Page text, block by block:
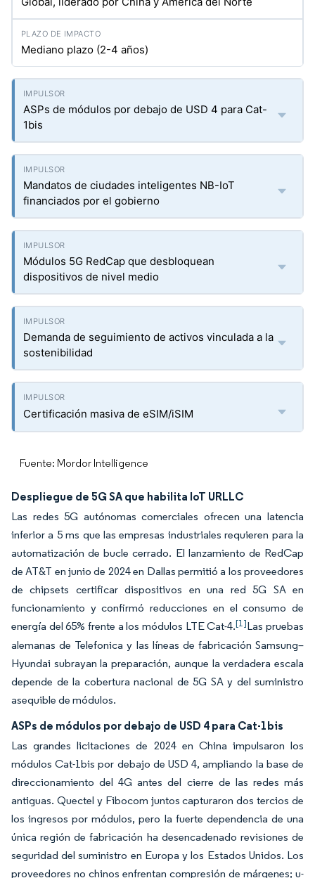
Mediano plazo (2-4 años)
ASPs de módulos por debajo de USD 4 para Cat-
1bis
Mandatos de ciudades inteligentes NB-IoT
financiados por el gobierno
Módulos 5G RedCap que desbloquean
dispositivos de nivel medio
Demanda de seguimiento de activos vinculada a la
sostenibilidad
Certificación masiva de eSIM/iSIM
Fuente: Mordor Intelligence
Despliegue de 5G SA que habilita IoT URLLC
Las redes 5G autónomas comerciales ofrecen una latencia
inferior a 5 ms que las empresas industriales requieren para la
automatización de bucle cerrado. El lanzamiento de RedCap
de AT&T en junio de 2024 en Dallas permitió a los proveedores
de chipsets certificar dispositivos en una red 5G SA en
funcionamiento y confirmó reducciones en el consumo de
energía del 65% frente a los módulos LTE Cat-4.[1]Las pruebas
alemanas de Telefonica y las líneas de fabricación Samsung–
Hyundai subrayan la preparación, aunque la verdadera escala
depende de la cobertura nacional de 5G SA y del suministro
asequible de módulos.
ASPs de módulos por debajo de USD 4 para Cat-1bis
Las grandes licitaciones de 2024 en China impulsaron los
módulos Cat-1bis por debajo de USD 4, ampliando la base de
direccionamiento del 4G antes del cierre de las redes más
antiguas. Quectel y Fibocom juntos capturaron dos tercios de
los ingresos por módulos, pero la fuerte dependencia de una
única región de fabricación ha desencadenado revisiones de
seguridad del suministro en Europa y los Estados Unidos. Los
proveedores no chinos enfrentan compresión de márgenes; u-